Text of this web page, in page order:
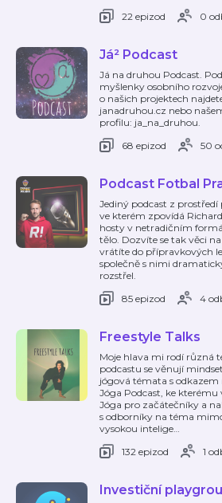
22 epizod
0
Já² Podcast
Já na druhou Podcast.
myšlenky osobního
o našich projektech
janadruhou.cz nebo
profilu: ja_na_druhou.
68 epizod
50
Podcast Fotbal
Jediný podcast z
ve kterém zpovídá
hosty v netradičním
tělo. Dozvíte se tak věci
vrátíte do přípravkových
společně s nimi
rozstřel.
85 epizod
4
Freestyle Talks
Moje hlava mi rodí různá
podcastu se věnují
jógová témata s odkazem
Jóga Podcast, ke
Jóga pro začátečníky a
s odborníky na téma
vysokou intelige…
132 epizod
1
Investiční